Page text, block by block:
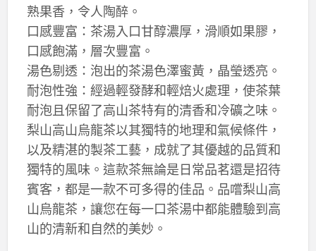
熟果香，令人陶醉。
口感豐富：茶湯入口甘醇濃厚，滑順如果膠，
口感飽滿，層次豐富。
湯色剔透：泡出的茶湯色澤蜜黃，晶瑩透亮。
耐泡性強：經過輕發酵和輕焙火處理，使茶葉
耐泡且保留了高山茶特有的清香和冷礦之味。
梨山高山烏龍茶以其獨特的地理和氣候條件，
以及精湛的製茶工藝，成就了其優越的品質和
獨特的風味。這款茶無論是日常品茗還是招待
賓客，都是一款不可多得的佳品。品嚐梨山高
山烏龍茶，讓您在每一口茶湯中都能體驗到高
山的清新和自然的美妙。